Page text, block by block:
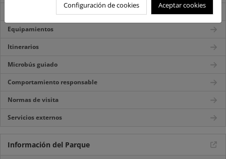
Equipamientos
Itinerarios
Microbús guiado
Comportamiento responsable
Normas de visita
Servicios externos
Información del Parque
Configuración de cookies Aceptar cookies